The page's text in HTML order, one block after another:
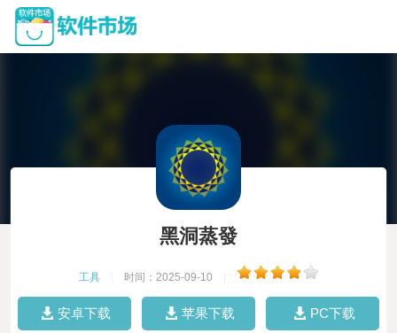
黑洞蒸發
工具 时间：2025-09-10
安卓下载 苹果下载 PC下载